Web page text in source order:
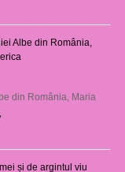
Albe din România,
din România, Maria
și de argintul viu